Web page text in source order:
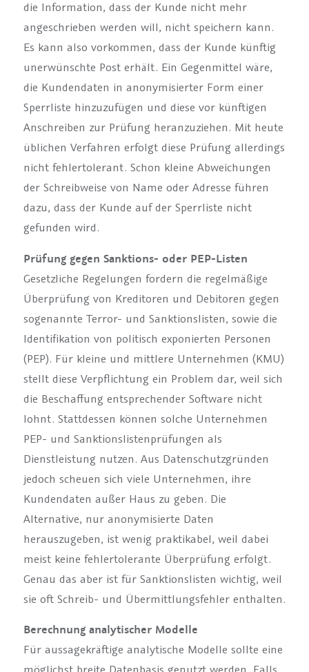
die Information, dass der Kunde nicht mehr
angeschrieben werden will, nicht speichern kann.
Es kann also vorkommen, dass der Kunde künftig
unerwünschte Post erhält. Ein Gegenmittel wäre,
die Kundendaten in anonymisierter Form einer
Sperrliste hinzuzufügen und diese vor künftigen
Anschreiben zur Prüfung heranzuziehen. Mit heute
üblichen Verfahren erfolgt diese Prüfung allerdings
nicht fehlertolerant. Schon kleine Abweichungen
der Schreibweise von Name oder Adresse führen
dazu, dass der Kunde auf der Sperrliste nicht
gefunden wird.
Prüfung gegen Sanktions- oder PEP-Listen
Gesetzliche Regelungen fordern die regelmäßige
Überprüfung von Kreditoren und Debitoren gegen
sogenannte Terror- und Sanktionslisten, sowie die
Identifikation von politisch exponierten Personen
(PEP). Für kleine und mittlere Unternehmen (KMU)
stellt diese Verpflichtung ein Problem dar, weil sich
die Beschaffung entsprechender Software nicht
lohnt. Stattdessen können solche Unternehmen
PEP- und Sanktionslistenprüfungen als
Dienstleistung nutzen. Aus Datenschutzgründen
jedoch scheuen sich viele Unternehmen, ihre
Kundendaten außer Haus zu geben. Die
Alternative, nur anonymisierte Daten
herauszugeben, ist wenig praktikabel, weil dabei
meist keine fehlertolerante Überprüfung erfolgt.
Genau das aber ist für Sanktionslisten wichtig, weil
sie oft Schreib- und Übermittlungsfehler enthalten.
Berechnung analytischer Modelle
Für aussagekräftige analytische Modelle sollte eine